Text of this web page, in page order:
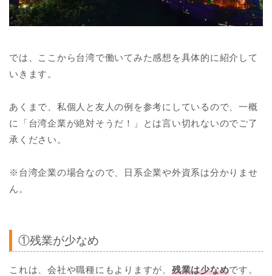
では、ここから台湾で働いてみた感想を具体的に紹介して
いきます。
あくまで、私個人と友人の例を参考にしているので、一概
に「台湾企業が絶対そうだ！」とは言い切れないのでご了
承ください。
※台湾企業の場合なので、日系企業や外資系は分かりませ
ん。
①残業が少なめ
これは、会社や職種にもよりますが、 残業は少なめです。